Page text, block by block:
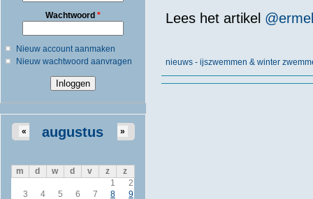
Wachtwoord *
Nieuw account aanmaken
Nieuw wachtwoord aanvragen
augustus
« »
m d w d v z
z
1
2
3
4 5 6 7 8
9
Lees het artikel @
nieuws - ijszwemmen & winter